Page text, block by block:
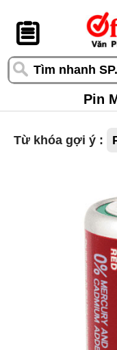
󰆎
Pin
Từ khóa gợi ý :